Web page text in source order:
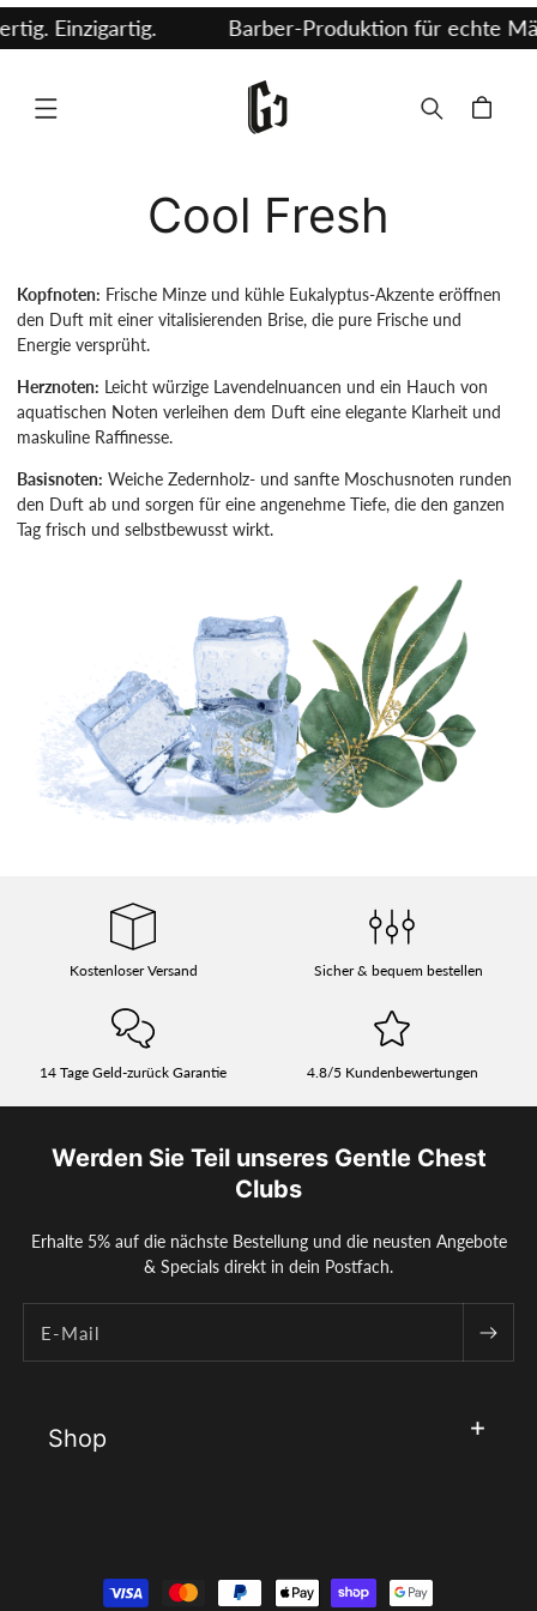
Direkt
zum
Inhalt
Einzigartig. Barber-Produktion für echte
Warenkorb
Cool Fresh
Kopfnoten: Frische Minze und kühle Eukalyptus-Akzente eröffnen
den Duft mit einer vitalisierenden Brise, die pure Frische und
Energie versprüht.
Herznoten: Leicht würzige Lavendelnuancen und ein Hauch von
aquatischen Noten verleihen dem Duft eine elegante Klarheit und
maskuline Raffinesse.
Basisnoten: Weiche Zedernholz- und sanfte Moschusnoten runden
den Duft ab und sorgen für eine angenehme Tiefe, die den ganzen
Tag frisch und selbstbewusst wirkt.
Kostenloser Versand Sicher & bequem bestellen
14 Tage Geld-zurück Garantie 4.8/5 Kundenbewertungen
Werden Sie Teil unseres Gentle Chest
Clubs
Erhalte 5% auf die nächste Bestellung und die neusten Angebote
& Specials direkt in dein Postfach.
E-Mail
Shop